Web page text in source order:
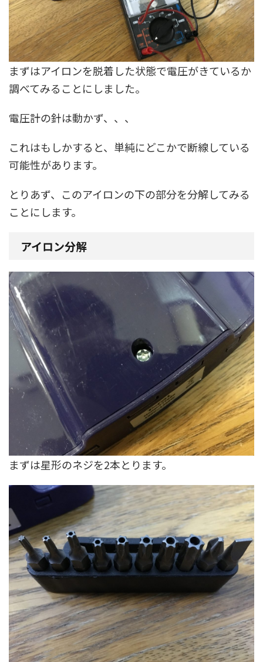
まずはアイロンを脱着した状態で電圧がきているか
調べてみることにしました。
電圧計の針は動かず、、、
これはもしかすると、単純にどこかで断線している
可能性があります。
とりあず、このアイロンの下の部分を分解してみる
ことにします。
アイロン分解
まずは星形のネジを2本とります。